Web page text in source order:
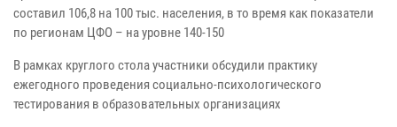
составил 106,8 на 100 тыс. населения, в то время как показатели
по регионам ЦФО – на уровне 140-150
В рамках круглого стола участники обсудили практику
ежегодного проведения социально-психологического
тестирования в образовательных организациях